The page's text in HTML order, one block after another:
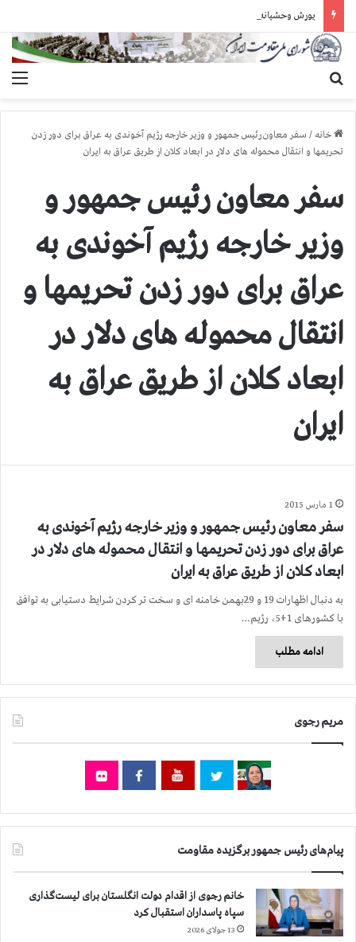
خانه / سفر معاون رئیس جمهور و وزیر خارجه رژیم آخوندی به عراق برای دور زدن
تحریمها و انتقال محموله های دلار در ابعاد كلان از طریق عراق به ایران
سفر معاون رئیس جمهور و
وزیر خارجه رژیم آخوندی به
عراق برای دور زدن تحریمها و
انتقال محموله های دلار در
ابعاد كلان از طریق عراق به
ایران
1 مارس 2015
سفر معاون رئیس جمهور و وزیر خارجه رژیم آخوندی به
عراق برای دور زدن تحریمها و انتقال محموله های دلار در
ابعاد كلان از طریق عراق به ایران
به دنبال اظهارات 19 و 29بهمن خامنه ای و سخت تر كردن شرایط دستیابی به توافق
با كشورهای 1+5، رژیم…
ادامه مطلب
مریم رجوی
پیام‌های رئیس جمهور برگزیده مقاومت
خانم رجوی از اقدام دولت انگلستان برای لیست‌گذاری
سپاه پاسداران استقبال کرد
13 جولای 2026